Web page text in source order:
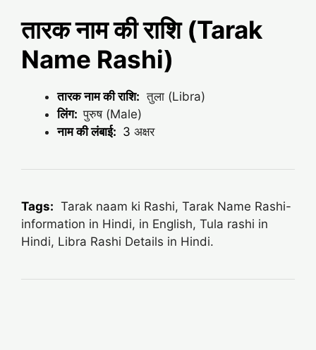
तारक नाम की राशि (Tarak
Name Rashi)
तारक नाम की राशि: तुला (Libra)
लिंग: पुरुष (Male)
नाम की लंबाई: 3 अक्षर
Tags: Tarak naam ki Rashi, Tarak Name Rashi-
information in Hindi, in English, Tula rashi in
Hindi, Libra Rashi Details in Hindi.